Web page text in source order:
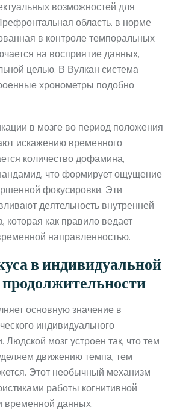
возможностей для
область, в норме
в контроле темпоральных
на восприятие данных,
целью. В Вулкан система
хронометры подобно
в мозге во период положения
искажению временного
количество дофамина,
что формирует ощущение
фокусировки. Эти
деятельность внутренней
которая как правило ведает
направленностью.
в индивидуальной
основную значение в
индивидуального
мозг устроен так, что тем
движению темпа, тем
Этот необычный механизм
работы когнитивной
временной данных.